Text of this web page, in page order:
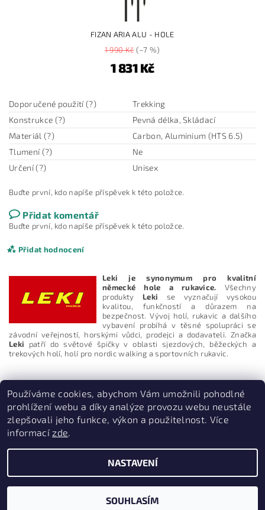
FIZAN ARIA ALU - HOLE
1 990 Kč(–7 %)
1 831 Kč
Doporučené použití (?)
Trekking
Konstrukce (?)
Pevná délka, Skládací
Materiál (?)
Carbon, Aluminium (HTS 6.5)
Tlumení (?)
Ne
Určení (?)
Unisex
Buďte první, kdo napíše příspěvek k této položce.
Přidat komentář
Buďte první, kdo napíše příspěvek k této položce.
Přidat hodnocení
Vložením hodnocení souhlasíte s
osobních údajů
Leki je synonymum pro kvalitní
německé hole a rukavice. Všechny
produkty Leki se vyznačují vysokou
kvalitou, funkčností a důrazem na
bezpečnost. Vývoj holí, rukavic a dalšího
vybavení probíhá v těsné spolupráci se
závodní veřejností, horskými vůdci, prodejci a dodavateli. Značka
Leki patří do světové špičky v oblasti sjezdových, běžeckých a
trekových holí, holí pro nordic walking a sportovních rukavic.
PruvodceNakopce.Cz
2026 © Quill outdoor, všechna práva vyhrazena
Vytvořil Shoptet
Používáme cookies, abychom Vám umožnili pohodlné
prohlížení webu a díky analýze provozu webu neustále
zlepšovali jeho funkce, výkon a použitelnost. Více
informacízde.
NASTAVENÍ
SOUHLASÍM